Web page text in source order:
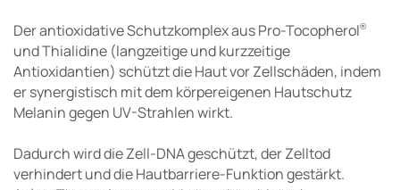
Der antioxidative Schutzkomplex aus Pro-Tocopherol®
und Thialidine (langzeitige und kurzzeitige
Antioxidantien) schützt die Haut vor Zellschäden, indem
er synergistisch mit dem körpereigenen Hautschutz
Melanin gegen UV-Strahlen wirkt.
Dadurch wird die Zell-DNA geschützt, der Zelltod
verhindert und die Hautbarriere-Funktion gestärkt.